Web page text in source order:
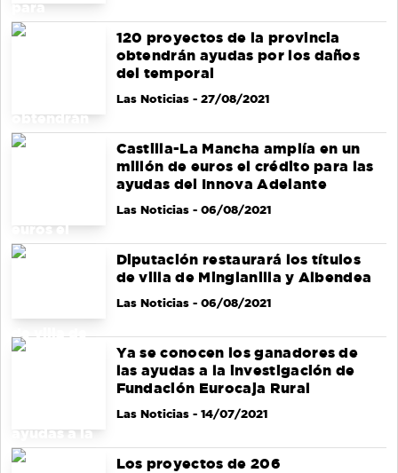
120 proyectos de la provincia
obtendrán ayudas por los daños
del temporal
Las Noticias- 27/08/2021
Castilla-La Mancha amplía en un
millón de euros el crédito para las
ayudas del Innova Adelante
Las Noticias- 06/08/2021
Diputación restaurará los títulos
de villa de Minglanilla y Albendea
Las Noticias- 06/08/2021
Ya se conocen los ganadores de
las ayudas a la investigación de
Fundación Eurocaja Rural
Las Noticias- 14/07/2021
Los proyectos de 206